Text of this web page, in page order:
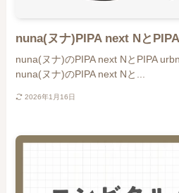
nuna(ヌナ)PIPA next Nと
nuna(ヌナ)のPIPA next NとPIPA
nuna(ヌナ)のPIPA next Nと...
2026年1月16日